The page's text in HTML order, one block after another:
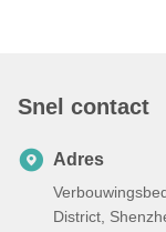
Snel contact
Adres
District,